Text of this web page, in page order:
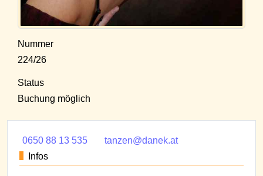
Nummer
224/26
Status
Buchung möglich
0650 88 13 535
tanzen@danek.at
Infos